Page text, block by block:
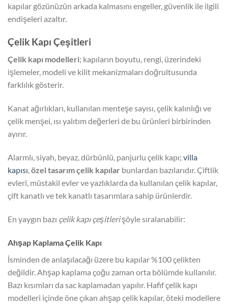
kapılar gözünüzün arkada kalmasını engeller, güvenlik ile ilgili
endişeleri azaltır.
Çelik Kapı Çeşitleri
Çelik kapı modelleri; kapıların boyutu, rengi, üzerindeki
işlemeler, modeli ve kilit mekanizmaları doğrultusunda
farklılık gösterir.
Kanat ağırlıkları, kullanılan menteşe sayısı, çelik kalınlığı ve
çelik menşei, ısı yalıtım değerleri de bu ürünleri birbirinden
ayırır.
Alarmlı, siyah, beyaz, dürbünlü, panjurlu çelik kapı; villa
kapısı,özel tasarım çelik kapılar bunlardan bazılarıdır. Çiftlik
evleri, müstakil evler ve yazlıklarda da kullanılan çelik kapılar,
çift kanatlı ve tek kanatlı tasarımlara sahip ürünlerdir.
En yaygın bazı çelik kapı çeşitlerişöyle sıralanabilir:
Ahşap Kaplama Çelik Kapı
İsminden de anlaşılacağı üzere bu kapılar %100 çelikten
değildir. Ahşap kaplama çoğu zaman orta bölümde kullanılır.
Bazı kısımları da sac kaplamadan yapılır. Hafif çelik kapı
modelleri içinde öne çıkan ahşap çelik kapılar, öteki modellere